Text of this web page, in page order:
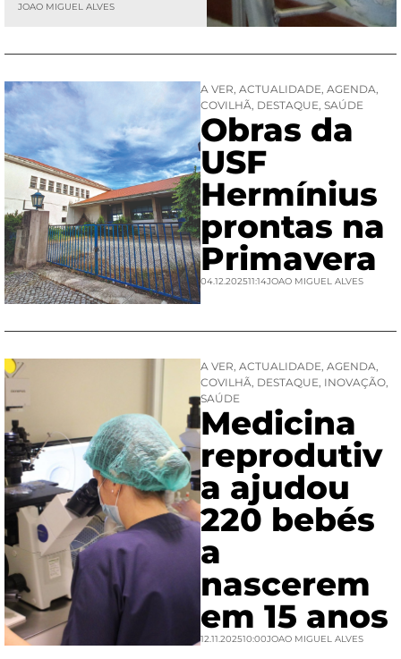
JOAO MIGUEL ALVES
A VER, ACTUALIDADE, AGENDA,
COVILHÃ, DESTAQUE, SAÚDE
Obras da
USF
Hermínius
prontas na
Primavera
04.12.202511:14JOAO MIGUEL ALVES
A VER, ACTUALIDADE, AGENDA,
COVILHÃ, DESTAQUE, INOVAÇÃO,
SAÚDE
Medicina
reprodutiv
a ajudou
220 bebés
a
nascerem
em 15 anos
12.11.202510:00JOAO MIGUEL ALVES